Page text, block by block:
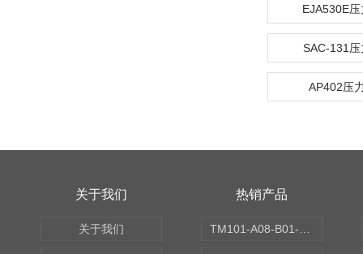
EJA530E
SAC-131
AP402压
关于我们
关于我们
热销产品